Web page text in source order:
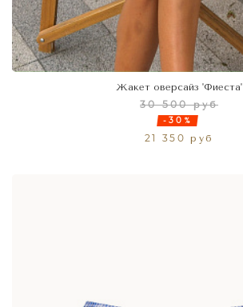
Жакет оверсайз 'Фиеста'
30 500 руб
-30%
21 350 руб